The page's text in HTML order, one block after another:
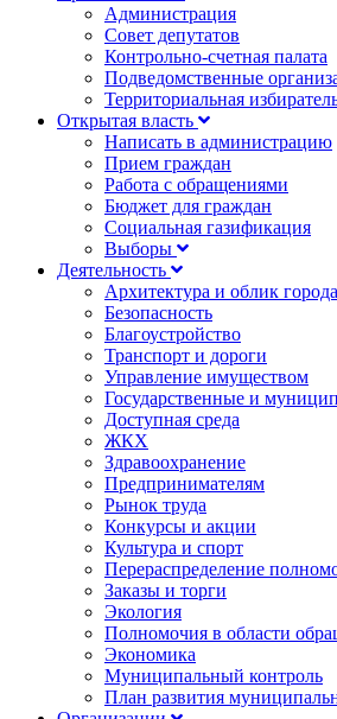
Администрация
Совет депутатов
Контрольно-счетная палата
Подведомственные
Территориальная
Открытая власть
Написать в администрацию
Прием граждан
Работа с обращениями
Бюджет для граждан
Социальная газификация
Выборы
Деятельность
Архитектура и облик города
Безопасность
Благоустройство
Транспорт и дороги
Управление имуществом
Государственные и
Доступная среда
ЖКХ
Здравоохранение
Предпринимателям
Рынок труда
Конкурсы и акции
Культура и спорт
Перераспределение
Заказы и торги
Экология
Полномочия в области
Экономика
Муниципальный контроль
План развития